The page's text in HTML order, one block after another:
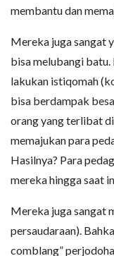
membantu dan
Mereka juga sangat
bisa melubangi batu.
lakukan istiqomah
bisa berdampak
orang yang terlibat
memajukan para
Hasilnya? Para
mereka hingga saat
Mereka juga sangat
persaudaraan).
comblang”